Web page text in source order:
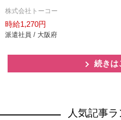
株式会社トーコー
時給1,270円
派遣社員 / 大阪府
続きは
人気記事